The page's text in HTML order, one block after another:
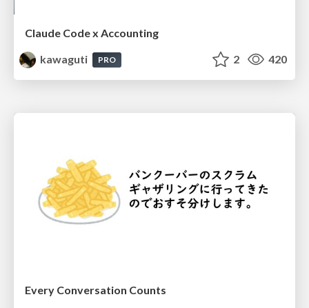
Claude Code x Accounting
kawaguti
PRO 2 420
Every Conversation Counts